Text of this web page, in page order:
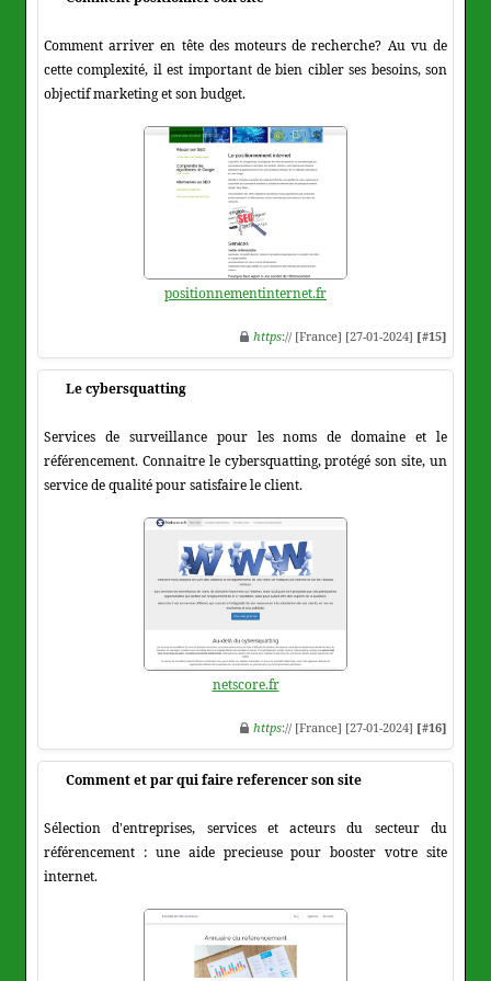
Comment arriver en tête des moteurs de recherche? Au vu de
cette complexité, il est important de bien cibler ses besoins, son
objectif marketing et son budget.
positionnementinternet.fr
https:// [France] [27-01-2024] [#15]
Le cybersquatting
Services de surveillance pour les noms de domaine et le
référencement. Connaitre le cybersquatting, protégé son site, un
service de qualité pour satisfaire le client.
netscore.fr
https:// [France] [27-01-2024] [#16]
Comment et par qui faire referencer son site
Sélection d'entreprises, services et acteurs du secteur du
référencement : une aide precieuse pour booster votre site
internet.